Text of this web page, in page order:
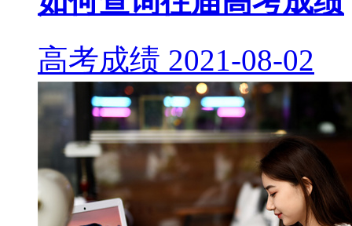
高考成绩 2021-08-02